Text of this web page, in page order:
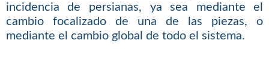
incidencia de persianas, ya sea mediante el
cambio focalizado de una de las piezas, o
mediante el cambio global de todo el sistema.